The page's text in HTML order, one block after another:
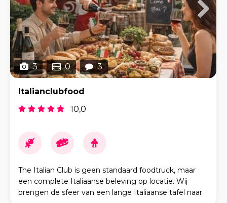
3 0 3
Italianclubfood
10,0
The Italian Club is geen standaard foodtruck, maar
een complete Italiaanse beleving op locatie. Wij
brengen de sfeer van een lange Italiaanse tafel naar